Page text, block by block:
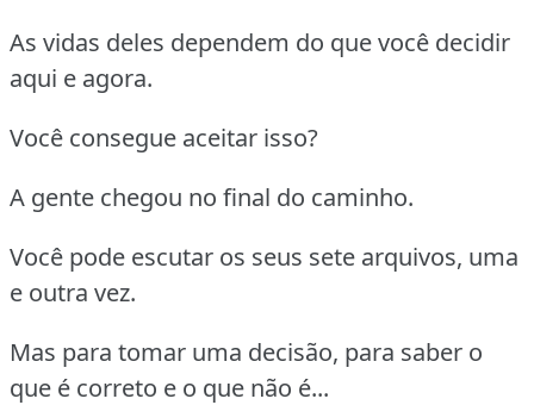
As vidas deles dependem do que você decidir
aqui e agora.
Você consegue aceitar isso?
A gente chegou no final do caminho.
Você pode escutar os seus sete arquivos, uma
e outra vez.
Mas para tomar uma decisão, para saber o
que é correto e o que não é...